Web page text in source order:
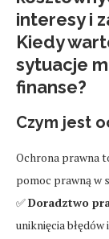
interesy i
Kiedy
sytuacje
finanse?
Czym jest
Ochrona prawna
pomoc prawną w
✅Doradztwo
uniknięcia